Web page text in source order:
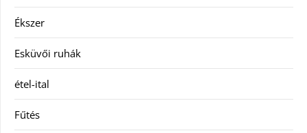
Ékszer
Esküvői ruhák
étel-ital
Fűtés